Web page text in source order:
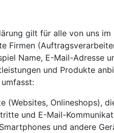
gilt für alle von uns
Firmen
Name, E-Mail-
und Produkte
(Websites, Onlineshops),
und E-Mail-
und andere